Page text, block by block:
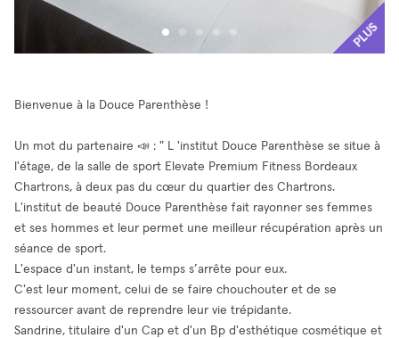
PLUS
Bienvenue à la Douce Parenthèse !
Un mot du partenaire 📣 : " L 'institut Douce Parenthèse se situe à
l'étage, de la salle de sport Elevate Premium Fitness Bordeaux
Chartrons, à deux pas du cœur du quartier des Chartrons. ​
L'institut de beauté Douce Parenthèse fait rayonner ses femmes
et ses hommes et leur permet une meilleur récupération après un
séance de sport.
​​L'espace d'un instant, le temps s’arrête pour eux.
C'est leur moment, celui de se faire chouchouter et de se
ressourcer avant de reprendre leur vie trépidante.
Sandrine, titulaire d'un Cap et d'un Bp d'esthétique cosmétique et